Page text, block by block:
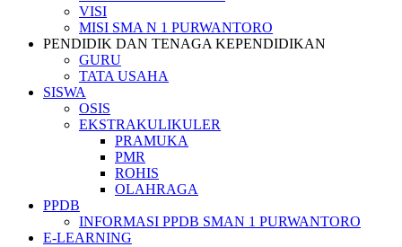
VISI
MISI SMA N 1 PURWANTORO
PENDIDIK DAN TENAGA KEPENDIDIKAN
GURU
TATA USAHA
SISWA
OSIS
EKSTRAKULIKULER
PRAMUKA
PMR
ROHIS
OLAHRAGA
PPDB
INFORMASI PPDB SMAN 1 PURWANTORO
E-LEARNING